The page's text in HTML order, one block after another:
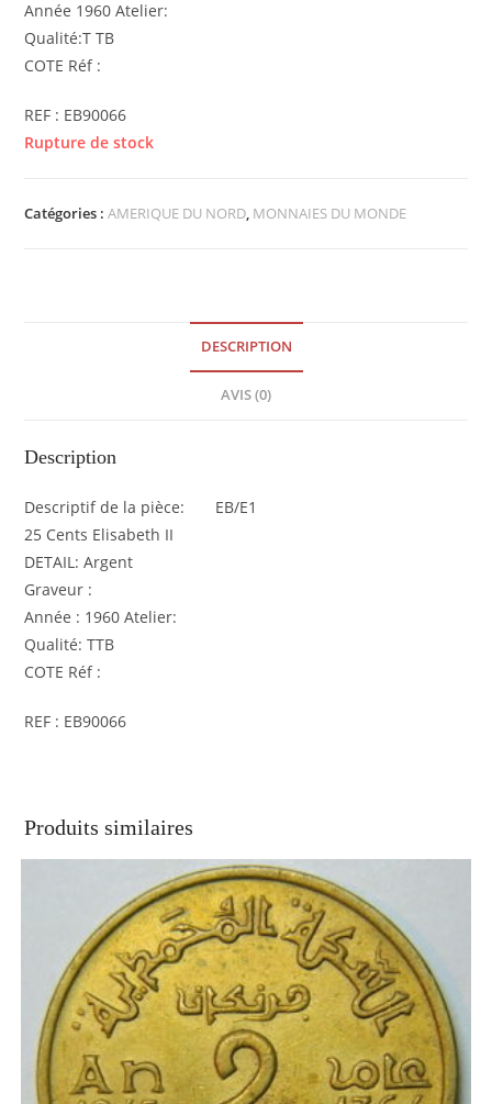
Année 1960 Atelier:
Qualité:T TB
COTE Réf :
REF : EB90066
Rupture de stock
Catégories :AMERIQUE DU NORD, MONNAIES DU MONDE
DESCRIPTION
AVIS (0)
Description
Descriptif de la pièce: EB/E1
25 Cents Elisabeth II
DETAIL: Argent
Graveur :
Année : 1960 Atelier:
Qualité: TTB
COTE Réf :
REF : EB90066
Produits similaires